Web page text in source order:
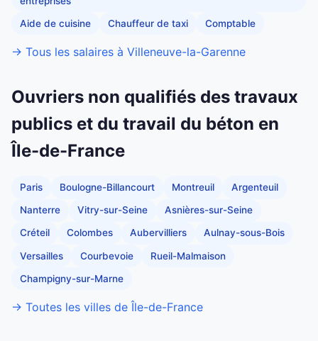
Aide de cuisine Chauffeur de taxi Comptable
→ Tous les salaires à Villeneuve-la-Garenne
Ouvriers non qualifiés des travaux
publics et du travail du béton en
Île-de-France
Paris Boulogne-Billancourt Montreuil Argenteuil
Nanterre Vitry-sur-Seine Asnières-sur-Seine
Créteil Colombes Aubervilliers Aulnay-sous-Bois
Versailles Courbevoie Rueil-Malmaison
Champigny-sur-Marne
→ Toutes les villes de Île-de-France